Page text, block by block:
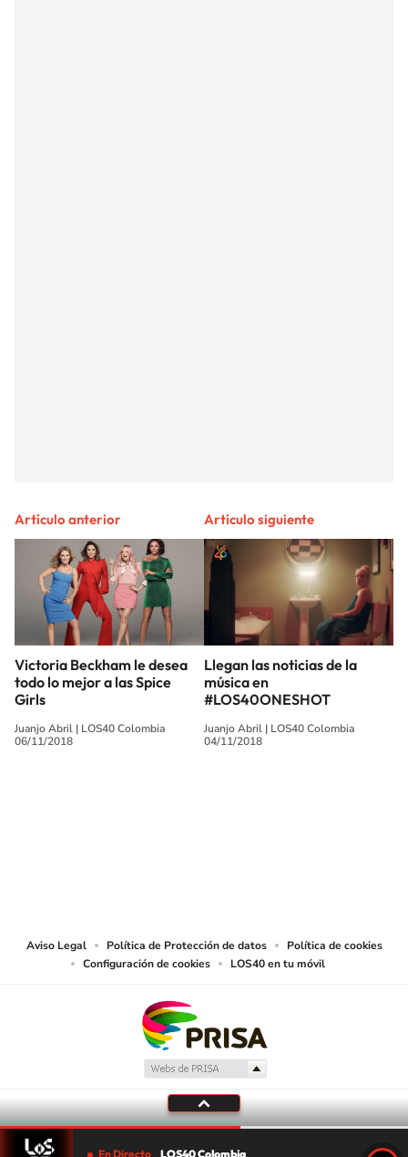
Artículo anterior
Victoria Beckham le desea
todo lo mejor a las Spice
Girls
Juanjo Abril | LOS40 Colombia
06/11/2018
Artículo siguiente
Llegan las noticias de la
música en
#LOS40ONESHOT
Juanjo Abril | LOS40 Colombia
04/11/2018
Aviso Legal Política de Protección de datos
Política de cookies
Configuración de cookies
LOS40 en tu móvil
En Directo LOS40 Colombia